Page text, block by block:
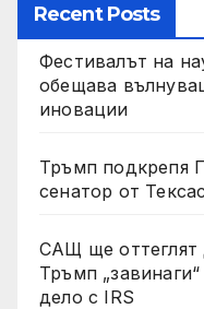
Recent Posts
Фестивалът на
обещава
иновации
Тръмп подкрепя
сенатор от
САЩ ще оттеглят
Тръмп
дело с IRS